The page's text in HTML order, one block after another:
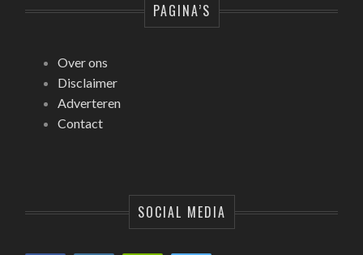
PAGINA’S
Over ons
Disclaimer
Adverteren
Contact
SOCIAL MEDIA